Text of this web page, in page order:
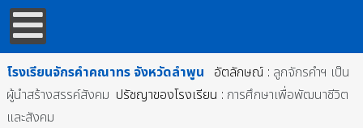
โรงเรียนจักรคำคณาทร จังหวัดลำพูน อัตลักษณ์ : ลูกจักรคำฯ เป็น
ผู้นำสร้างสรรค์สังคม ปรัชญาของโรงเรียน : การศึกษาเพื่อพัฒนาชีวิต
และสังคม